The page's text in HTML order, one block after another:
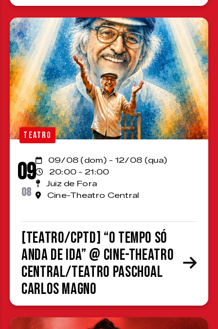
TEATRO
09
08
09/08 (dom) - 12/08 (qua)
20:00 - 21:00
Juiz de Fora
Cine-Theatro Central
[TEATRO/CPTD] “O Tempo Só
Anda de Ida” @ Cine-Theatro
Central/Teatro Paschoal
Carlos Magno